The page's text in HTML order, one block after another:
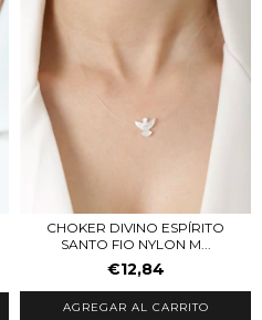
CHOKER DIVINO ESPÍRITO
SANTO FIO NYLON M...
€12,84